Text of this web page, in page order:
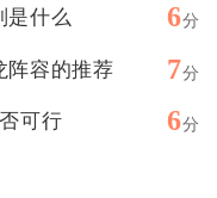
是什么 6分
阵容的推荐 7分
可行 6分